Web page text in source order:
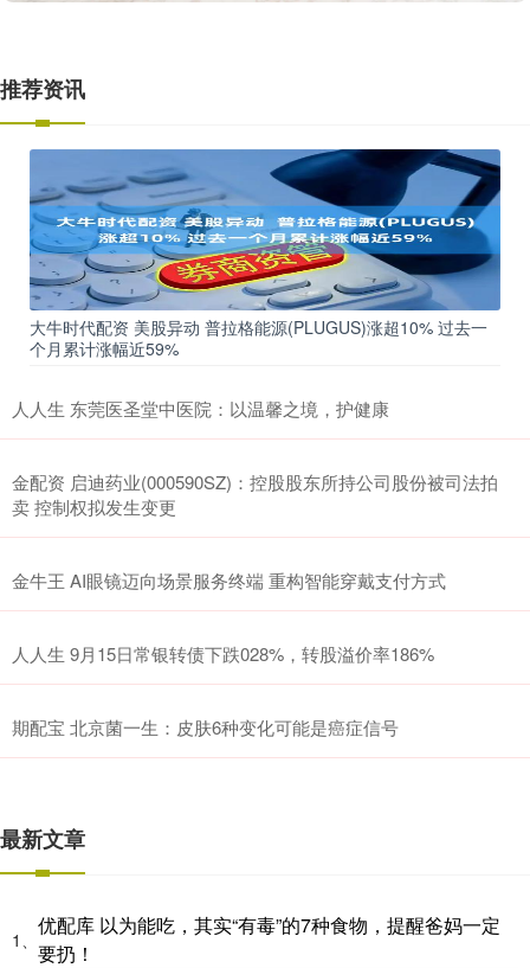
推荐资讯
大牛时代配资 美股异动 普拉格能源(PLUGUS)涨超10% 过去一
个月累计涨幅近59%
人人生 东莞医圣堂中医院：以温馨之境，护健康
金配资 启迪药业(000590SZ)：控股股东所持公司股份被司法拍
卖 控制权拟发生变更
金牛王 AI眼镜迈向场景服务终端 重构智能穿戴支付方式
人人生 9月15日常银转债下跌028%，转股溢价率186%
期配宝 北京菌一生：皮肤6种变化可能是癌症信号
最新文章
1、
优配库 以为能吃，其实“有毒”的7种食物，提醒爸妈一定
要扔！